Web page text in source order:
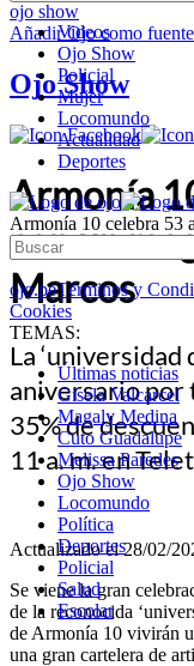
Videos
Ojo Show
Policial
Mujer
Locomundo
Actualidad
Deportes
Armonía 10 celebra 53
ojo.peTérminos y
Cookies
TEMAS:
Últimas noticias
Gisela Valcarcel
Magaly Medina
Cuto Guadalupe
Melissa Paredes
Ojo Show
Locomundo
Política
Deportes
Policial
Salud
Escolar
ojo show
AñadirOjocomo
Ojo Show
Armonía
con un
Marcos
La ‘universidad
aniversario por
35% de
11 a. m. en
Actualizado el 28/02/
Se viene la gran
de la reconocida
de Armonía 10 vivirán
una gran cartelera de